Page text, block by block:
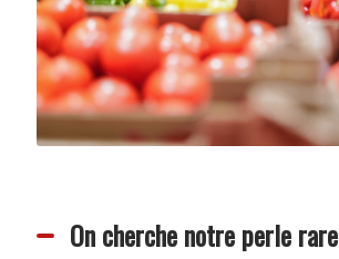
On cherche notre perle rare